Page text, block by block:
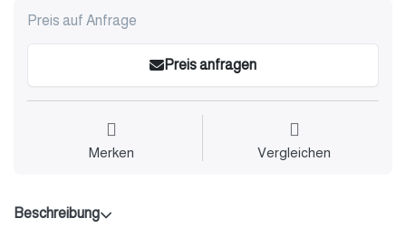
Preis auf Anfrage
Preis anfragen
Merken Vergleichen
Beschreibung